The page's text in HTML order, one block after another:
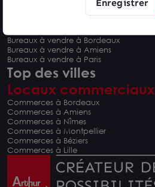
Bureaux à vendre à Montpellier
Bureaux à vendre à Bordeaux
Bureaux à vendre à Amiens
Bureaux à vendre à Paris
Top des villes
Locaux commerciaux
Commerces à Bordeaux
Commerces à Amiens
Commerces à Nîmes
Commerces à Montpellier
Commerces à Béziers
Commerces à Lille
Enregistrer